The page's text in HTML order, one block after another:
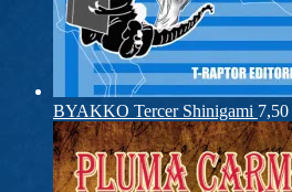
BYAKKO Tercer Shinigami 7,50